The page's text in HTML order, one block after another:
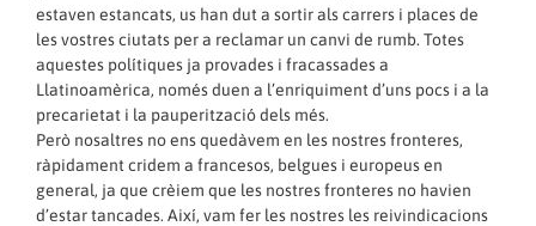
estaven estancats, us han dut a sortir als carrers i places de
les vostres ciutats per a reclamar un canvi de rumb. Totes
aquestes polítiques ja provades i fracassades a
Llatinoamèrica, només duen a l’enriquiment d’uns pocs i a la
precarietat i la pauperització dels més.
Però nosaltres no ens quedàvem en les nostres fronteres,
ràpidament cridem a francesos, belgues i europeus en
general, ja que crèiem que les nostres fronteres no havien
d’estar tancades. Així, vam fer les nostres les reivindicacions